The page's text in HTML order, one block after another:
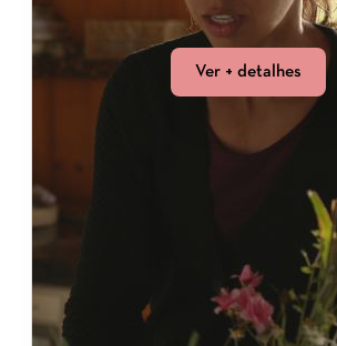
Ver + detalhes